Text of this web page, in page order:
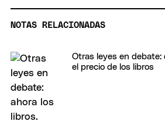
NOTAS RELACIONADAS
Otras leyes en
el precio de los libros